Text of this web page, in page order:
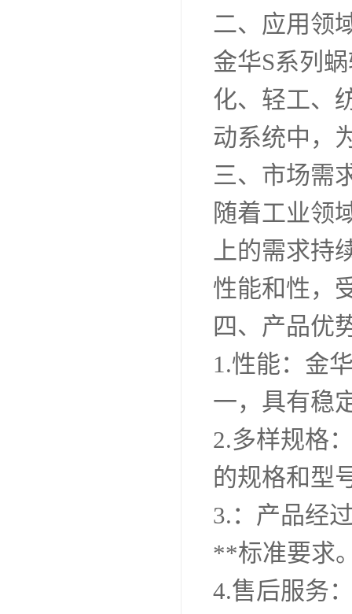
二、应用领
金华S系列
化、轻工、
动系统中，
三、市场需
随着工业领
上的需求持
性能和性，
四、产品优
1.性能：金
一，具有稳
2.多样规格
的规格和型
3.：产品经
**标准要求
4.售后服务